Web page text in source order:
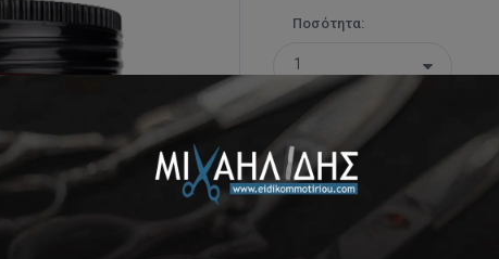
Ποσότητα:
στην ανωτέρω τιμή
Κατασκευαστής: MARMARA
Διαθεσιμότητα: